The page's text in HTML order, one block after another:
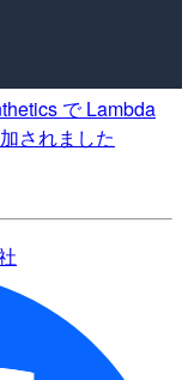
で Lambda
されました